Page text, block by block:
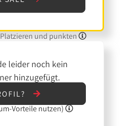
und punkten
leider noch kein
hinzugefügt.
Vorteile nutzen)